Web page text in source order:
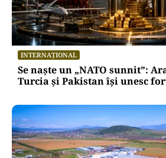
INTERNAȚIONAL
Se naște un „NATO sunnit”:
Turcia și Pakistan își unesc